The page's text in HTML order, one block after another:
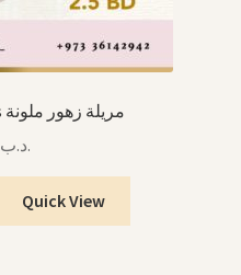
Bib Colored Roses مريلة زهور ملونة
.د.ب
Quick View